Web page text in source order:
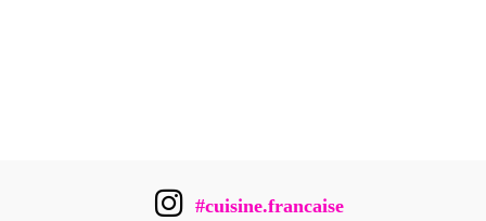
#cuisine.francaise